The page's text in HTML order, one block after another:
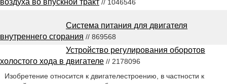
// 1046546
Система питания для двигателя
внутреннего сгорания // 869568
Устройство регулирования оборотов
холостого хода в двигателе // 2178096
Изобретение относится к двигателестроению, в частности к